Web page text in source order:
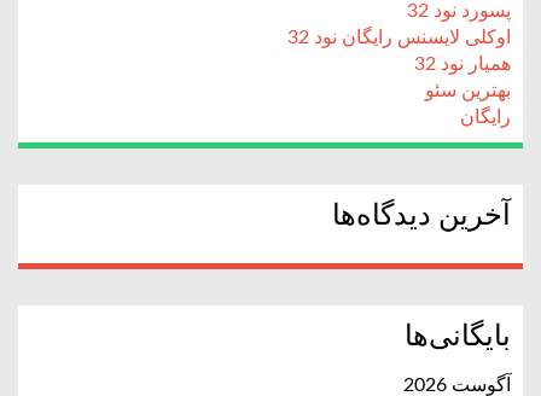
پسورد نود 32
اوکلی لایسنس رایگان نود 32
همیار نود 32
بهترین سئو
رایگان
آخرین دیدگاه‌ها
بایگانی‌ها
آگوست 2026